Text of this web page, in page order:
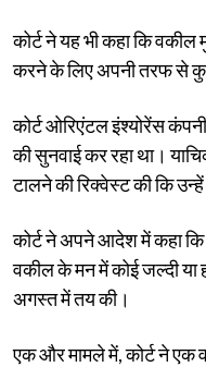
कोर्ट ने यह भी कहा कि
करने के लिए अपनी तरफ से
कोर्ट ओरिएंटल इंश्योरेंस
की सुनवाई कर रहा था।
टालने की रिक्वेस्ट की कि
कोर्ट ने अपने आदेश में कहा
वकील के मन में कोई जल्दी या
अगस्त में तय की।
एक और मामले में, कोर्ट ने एक